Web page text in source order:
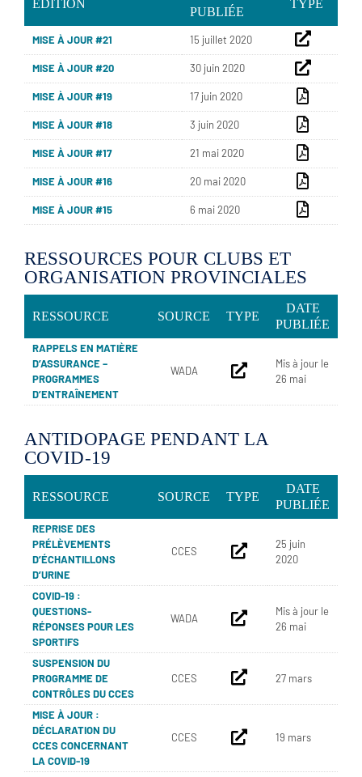
ÉDITION
PUBLIÉE
TYPE
MISE À JOUR #21 15 juillet 2020
MISE À JOUR #20 30 juin 2020
MISE À JOUR #19 17 juin 2020
MISE À JOUR #18 3 juin 2020
MISE À JOUR #17 21 mai 2020
MISE À JOUR #16 20 mai 2020
MISE À JOUR #15 6 mai 2020
RESSOURCES POUR CLUBS ET
ORGANISATION PROVINCIALES
RESSOURCE SOURCE TYPE
DATE
PUBLIÉE
RAPPELS EN MATIÈRE
D’ASSURANCE –
PROGRAMMES
D’ENTRAÎNEMENT
WADA
Mis à jour le
26 mai
ANTIDOPAGE PENDANT LA
COVID-19
RESSOURCE SOURCE TYPE
DATE
PUBLIÉE
REPRISE DES
PRÉLÈVEMENTS
D’ÉCHANTILLONS
D’URINE
CCES
25 juin
2020
COVID-19 :
QUESTIONS-
RÉPONSES POUR LES
SPORTIFS
WADA
Mis à jour le
26 mai
SUSPENSION DU
PROGRAMME DE
CONTRÔLES DU CCES
CCES 27 mars
MISE À JOUR :
DÉCLARATION DU
CCES CONCERNANT
LA COVID-19
CCES 19 mars